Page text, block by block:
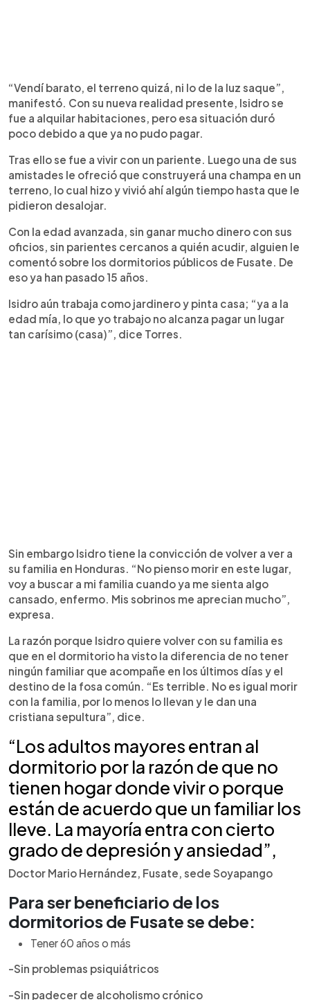
“Vendí barato, el terreno quizá, ni lo de la luz saque”,
manifestó. Con su nueva realidad presente, Isidro se
fue a alquilar habitaciones, pero esa situación duró
poco debido a que ya no pudo pagar.
Tras ello se fue a vivir con un pariente. Luego una de sus
amistades le ofreció que construyerá una champa en un
terreno, lo cual hizo y vivió ahí algún tiempo hasta que le
pidieron desalojar.
Con la edad avanzada, sin ganar mucho dinero con sus
oficios, sin parientes cercanos a quién acudir, alguien le
comentó sobre los dormitorios públicos de Fusate. De
eso ya han pasado 15 años.
Isidro aún trabaja como jardinero y pinta casa; “ya a la
edad mía, lo que yo trabajo no alcanza pagar un lugar
tan carísimo (casa)”, dice Torres.
Sin embargo Isidro tiene la convicción de volver a ver a
su familia en Honduras. “No pienso morir en este lugar,
voy a buscar a mi familia cuando ya me sienta algo
cansado, enfermo. Mis sobrinos me aprecian mucho”,
expresa.
La razón porque Isidro quiere volver con su familia es
que en el dormitorio ha visto la diferencia de no tener
ningún familiar que acompañe en los últimos días y el
destino de la fosa común. “Es terrible. No es igual morir
con la familia, por lo menos lo llevan y le dan una
cristiana sepultura”, dice.
“Los adultos mayores entran al
dormitorio por la razón de que no
tienen hogar donde vivir o porque
están de acuerdo que un familiar los
lleve. La mayoría entra con cierto
grado de depresión y ansiedad”,
Doctor Mario Hernández, Fusate, sede Soyapango
Para ser beneficiario de los
dormitorios de Fusate se debe:
Tener 60 años o más
-Sin problemas psiquiátricos
-Sin padecer de alcoholismo crónico